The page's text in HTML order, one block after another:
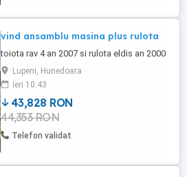
vind ansamblu masina plus rulota
toiota rav 4 an 2007 si rulota eldis an 2000
Lupeni, Hunedoara
ieri 10:43
43,828 RON
44,353 RON
Telefon validat